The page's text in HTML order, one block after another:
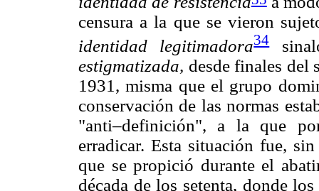
censura a la que se vieron
identidad legitimadora34
estigmatizada, desde finales
1931, misma que el grupo
conservación de las normas
"anti–definición", a la que
erradicar. Esta situación fue,
que se propició durante el
década de los setenta, donde